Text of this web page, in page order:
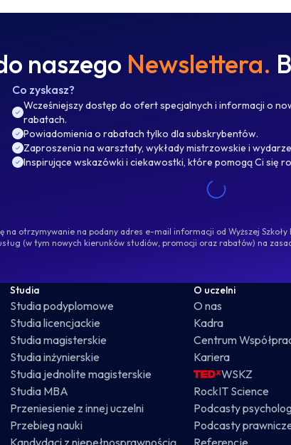
naszego Newslettera.
Co zyskasz?
Wcześniejszy dostęp do ofert specjalnych i informacji o
rabatach.
Powiadomienia o rabatach tylko dla subskrybentów.
Zaproszenia na warsztaty, wykłady mistrzowskie i
Inspirujące wskazówki i ciekawostki, które pomogą Ci się
na otrzymywanie na podany adres e-mail informacji od Wyższej
(w tym nowych kierunków studiów, promocji oraz rabatów) na
Studia
Studia podyplomowe
Studia licencjackie
Studia magisterskie
Studia inżynierskie
Studia jednolite magisterskie
Studia MBA
Przeniesienie z innej uczelni
Przebieg nauki
Kandydaci z niepełnosprawnością
O uczelni
O nas
Kadra
Centrum
Kariera
WSKZ
RockIT Science
Podcasty
Podcasty
Referencje